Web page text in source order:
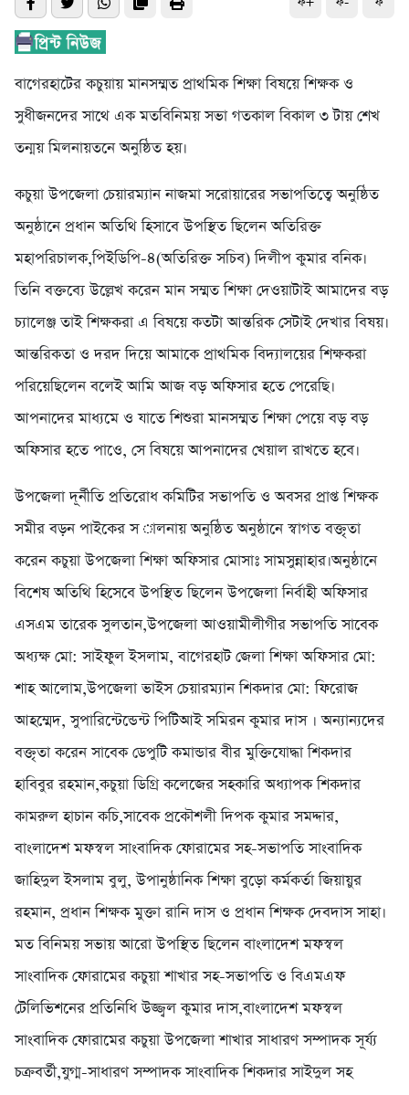
বাগেরহাটের কচুয়ায় মানসম্মত প্রাথমিক শিক্ষা বিষয়ে শিক্ষক ও
সুধীজনদের সাথে এক মতবিনিময় সভা গতকাল বিকাল ৩ টায় শেখ
তন্ময় মিলনায়তনে অনুষ্ঠিত হয়।
কচুয়া উপজেলা চেয়ারম্যান নাজমা সরোয়ারের সভাপতিত্বে অনুষ্ঠিত
অনুষ্ঠানে প্রধান অতিথি হিসাবে উপস্থিত ছিলেন অতিরিক্ত
মহাপরিচালক,পিইডিপি-৪(অতিরিক্ত সচিব) দিলীপ কুমার বনিক।
তিনি বক্তব্যে উল্লেখ করেন মান সম্মত শিক্ষা দেওয়াটাই আমাদের বড়
চ্যালেঞ্জ তাই শিক্ষকরা এ বিষয়ে কতটা আন্তরিক সেটাই দেখার বিষয়।
আন্তরিকতা ও দরদ দিয়ে আমাকে প্রাথমিক বিদ্যালয়ের শিক্ষকরা
পরিয়েছিলেন বলেই আমি আজ বড় অফিসার হতে পেরেছি।
আপনাদের মাধ্যমে ও যাতে শিশুরা মানসম্মত শিক্ষা পেয়ে বড় বড়
অফিসার হতে পাওে, সে বিষয়ে আপনাদের খেয়াল রাখতে হবে।
উপজেলা দূর্নীতি প্রতিরোধ কমিটির সভাপতি ও অবসর প্রাপ্ত শিক্ষক
সমীর বড়ন পাইকের স ালনায় অনুষ্ঠিত অনুষ্ঠানে স্বাগত বক্তৃতা
করেন কচুয়া উপজেলা শিক্ষা অফিসার মোসাঃ সামসুন্নাহার।অনুষ্ঠানে
বিশেষ অতিথি হিসেবে উপস্থিত ছিলেন উপজেলা নির্বাহী অফিসার
এসএম তারেক সুলতান,উপজেলা আওয়ামীলীগীর সভাপতি সাবেক
অধ্যক্ষ মো: সাইফুল ইসলাম, বাগেরহাট জেলা শিক্ষা অফিসার মো:
শাহ আলোম,উপজেলা ভাইস চেয়ারম্যান শিকদার মো: ফিরোজ
আহম্মেদ, সুপারিন্টেন্ডেন্ট পিটিআই সমিরন কুমার দাস । অন্যান্যদের
বক্তৃতা করেন সাবেক ডেপুটি কমান্ডার বীর মুক্তিযোদ্ধা শিকদার
হাবিবুর রহমান,কচুয়া ডিগ্রি কলেজের সহকারি অধ্যাপক শিকদার
কামরুল হাচান কচি,সাবেক প্রকৌশলী দিপক কুমার সমদ্দার,
বাংলাদেশ মফস্বল সাংবাদিক ফোরামের সহ-সভাপতি সাংবাদিক
জাহিদুল ইসলাম বুলু, উপানুষ্ঠানিক শিক্ষা বুড়ো কর্মকর্তা জিয়ায়ুর
রহমান, প্রধান শিক্ষক মুক্তা রানি দাস ও প্রধান শিক্ষক দেবদাস সাহা।
মত বিনিময় সভায় আরো উপস্থিত ছিলেন বাংলাদেশ মফস্বল
সাংবাদিক ফোরামের কচুয়া শাখার সহ-সভাপতি ও বিএমএফ
টেলিভিশনের প্রতিনিধি উজ্জ্বল কুমার দাস,বাংলাদেশ মফস্বল
সাংবাদিক ফোরামের কচুয়া উপজেলা শাখার সাধারণ সম্পাদক সূর্য্য
চক্রবর্তী,যুগ্ম-সাধারণ সম্পাদক সাংবাদিক শিকদার সাইদুল সহ